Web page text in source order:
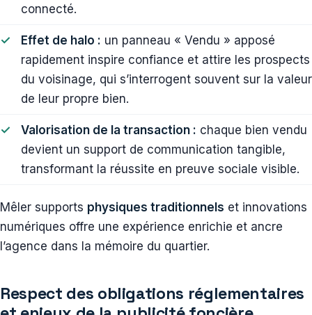
connecté.
Effet de halo : un panneau « Vendu » apposé
rapidement inspire confiance et attire les prospects
du voisinage, qui s’interrogent souvent sur la valeur
de leur propre bien.
Valorisation de la transaction : chaque bien vendu
devient un support de communication tangible,
transformant la réussite en preuve sociale visible.
Mêler supports physiques traditionnels et innovations
numériques offre une expérience enrichie et ancre
l’agence dans la mémoire du quartier.
Respect des obligations réglementaires